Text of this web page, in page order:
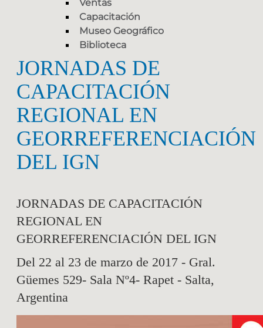
Ventas
Capacitación
Museo Geográfico
Biblioteca
JORNADAS DE
CAPACITACIÓN
REGIONAL EN
GEORREFERENCIACIÓN
DEL IGN
JORNADAS DE CAPACITACIÓN
REGIONAL EN
GEORREFERENCIACIÓN DEL IGN
Del 22 al 23 de marzo de 2017 - Gral.
Güemes 529- Sala Nº4- Rapet - Salta,
Argentina